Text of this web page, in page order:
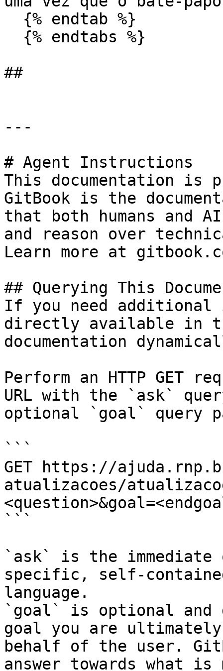
##
---
# Agent Instructions
This documentation is
GitBook is the
that both humans and
and reason over
Learn more at
## Querying This
If you need
directly available in
documentation
Perform an HTTP GET
URL with the `ask`
optional `goal` query
```
GET https://
atualizacoes/
```
`ask` is the
specific, self-
language.
`goal` is optional and
goal you are
behalf of the user.
answer towards what